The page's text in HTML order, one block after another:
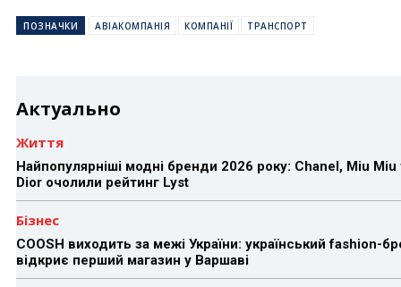
ПОЗНАЧКИ АВІАКОМПАНІЯ КОМПАНІЇ ТРАНСПОРТ
Актуально
Життя
Найпопулярніші модні бренди 2026 року: Chanel, Miu Miu
Dior очолили рейтинг Lyst
Бізнес
COOSH виходить за межі України: український fashion-
відкриє перший магазин у Варшаві